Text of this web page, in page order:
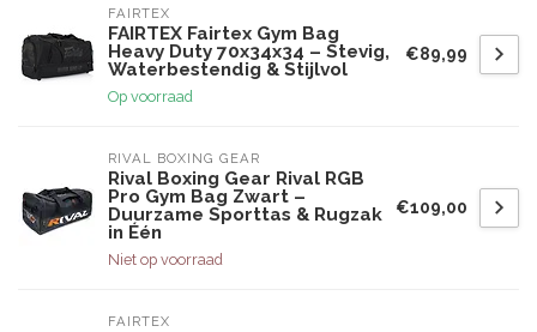
FAIRTEX
FAIRTEX Fairtex Gym Bag
Heavy Duty 70x34x34 – Stevig,
Waterbestendig & Stijlvol
Op voorraad
€89,99
RIVAL BOXING GEAR
Rival Boxing Gear Rival RGB
Pro Gym Bag Zwart –
Duurzame Sporttas & Rugzak
in Één
Niet op voorraad
€109,00
FAIRTEX